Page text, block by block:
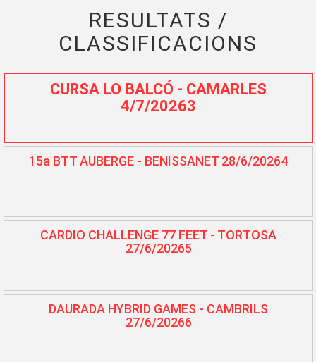
RESULTATS /
CLASSIFICACIONS
CURSA LO BALCÓ - CAMARLES
4/7/20263
15a BTT AUBERGE - BENISSANET 28/6/20264
CARDIO CHALLENGE 77 FEET - TORTOSA
27/6/20265
DAURADA HYBRID GAMES - CAMBRILS
27/6/20266